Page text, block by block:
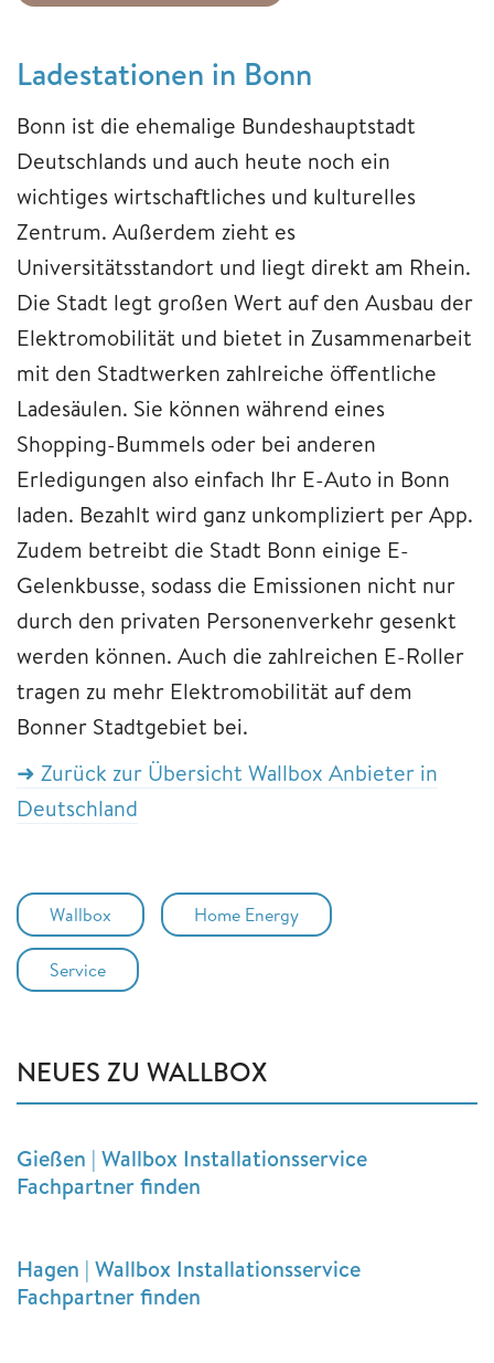
Ladestationen in Bonn
Bonn ist die ehemalige Bundeshauptstadt
Deutschlands und auch heute noch ein
wichtiges wirtschaftliches und kulturelles
Zentrum. Außerdem zieht es
Universitätsstandort und liegt direkt am Rhein.
Die Stadt legt großen Wert auf den Ausbau der
Elektromobilität und bietet in Zusammenarbeit
mit den Stadtwerken zahlreiche öffentliche
Ladesäulen. Sie können während eines
Shopping-Bummels oder bei anderen
Erledigungen also einfach Ihr E-Auto in Bonn
laden. Bezahlt wird ganz unkompliziert per App.
Zudem betreibt die Stadt Bonn einige E-
Gelenkbusse, sodass die Emissionen nicht nur
durch den privaten Personenverkehr gesenkt
werden können. Auch die zahlreichen E-Roller
tragen zu mehr Elektromobilität auf dem
Bonner Stadtgebiet bei.
➜ Zurück zur Übersicht Wallbox Anbieter in
Deutschland
Wallbox Home Energy
Service
NEUES ZU WALLBOX
Gießen | Wallbox Installationsservice
Fachpartner finden
Hagen | Wallbox Installationsservice
Fachpartner finden